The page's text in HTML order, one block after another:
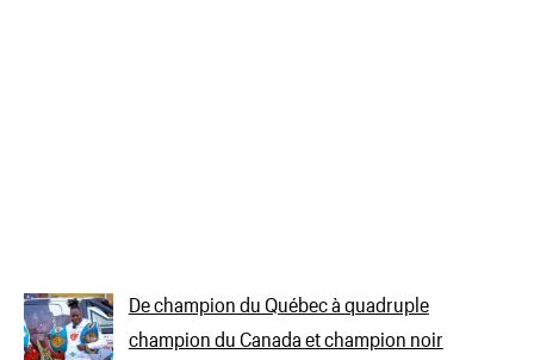
De champion du Québec à quadruple
champion du Canada et champion noir